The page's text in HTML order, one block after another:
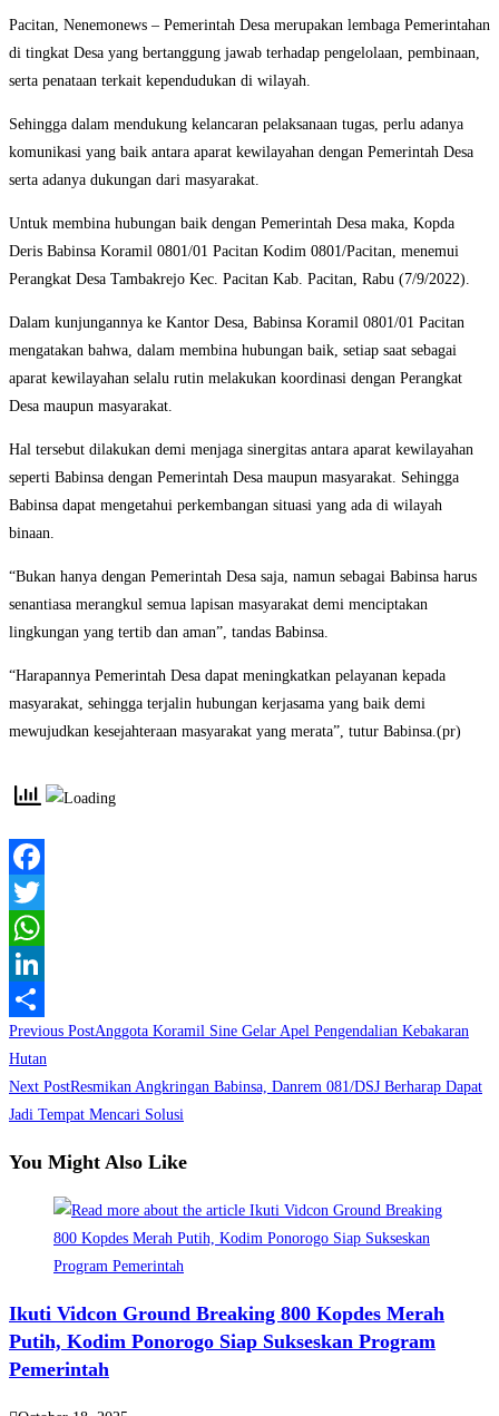
Pacitan, Nenemonews – Pemerintah Desa merupakan lembaga Pemerintahan
di tingkat Desa yang bertanggung jawab terhadap pengelolaan, pembinaan,
serta penataan terkait kependudukan di wilayah.
Sehingga dalam mendukung kelancaran pelaksanaan tugas, perlu adanya
komunikasi yang baik antara aparat kewilayahan dengan Pemerintah Desa
serta adanya dukungan dari masyarakat.
Untuk membina hubungan baik dengan Pemerintah Desa maka, Kopda
Deris Babinsa Koramil 0801/01 Pacitan Kodim 0801/Pacitan, menemui
Perangkat Desa Tambakrejo Kec. Pacitan Kab. Pacitan, Rabu (7/9/2022).
Dalam kunjungannya ke Kantor Desa, Babinsa Koramil 0801/01 Pacitan
mengatakan bahwa, dalam membina hubungan baik, setiap saat sebagai
aparat kewilayahan selalu rutin melakukan koordinasi dengan Perangkat
Desa maupun masyarakat.
Hal tersebut dilakukan demi menjaga sinergitas antara aparat kewilayahan
seperti Babinsa dengan Pemerintah Desa maupun masyarakat. Sehingga
Babinsa dapat mengetahui perkembangan situasi yang ada di wilayah
binaan.
“Bukan hanya dengan Pemerintah Desa saja, namun sebagai Babinsa harus
senantiasa merangkul semua lapisan masyarakat demi menciptakan
lingkungan yang tertib dan aman”, tandas Babinsa.
“Harapannya Pemerintah Desa dapat meningkatkan pelayanan kepada
masyarakat, sehingga terjalin hubungan kerjasama yang baik demi
mewujudkan kesejahteraan masyarakat yang merata”, tutur Babinsa.(pr)
Facebook
Twitter
WhatsApp
LinkedIn
Share
Read
more
articles
Previous PostAnggota Koramil Sine Gelar Apel Pengendalian Kebakaran
Hutan
Next PostResmikan Angkringan Babinsa, Danrem 081/DSJ Berharap Dapat
Jadi Tempat Mencari Solusi
You Might Also Like
Ikuti Vidcon Ground Breaking 800 Kopdes Merah
Putih, Kodim Ponorogo Siap Sukseskan Program
Pemerintah